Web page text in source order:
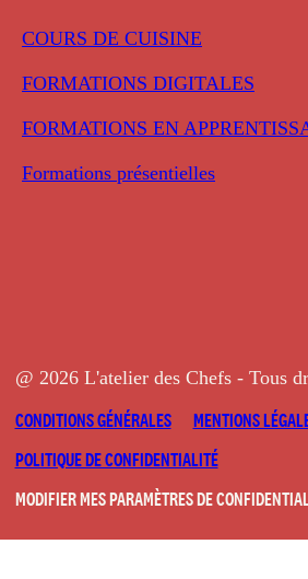
COURS DE CUISINE
FORMATIONS DIGITALES
FORMATIONS EN
Formations présentielles
@ 2026 L'atelier des Chefs - Tous
CONDITIONS GÉNÉRALES
MENTIONS
POLITIQUE DE CONFIDENTIALITÉ
MODIFIER MES PARAMÈTRES DE